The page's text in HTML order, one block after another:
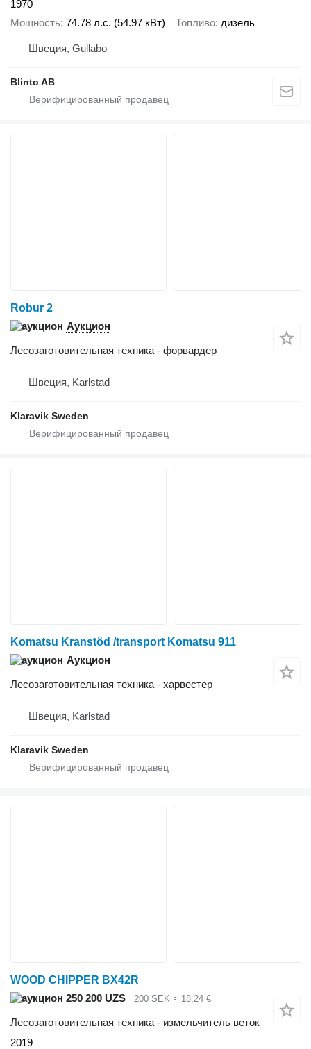
1970
Мощность 74.78 л.с. (54.97 кВт) Топливо дизель
Швеция, Gullabo
Blinto AB
Robur 2
Аукцион
Лесозаготовительная техника - форвардер
Швеция, Karlstad
Klaravik Sweden
Komatsu Kranstöd /transport Komatsu 911
Аукцион
Лесозаготовительная техника - харвестер
Швеция, Karlstad
Klaravik Sweden
WOOD CHIPPER BX42R
250 200 UZS
200 SEK ≈ 18,24 €
Лесозаготовительная техника - измельчитель веток
2019